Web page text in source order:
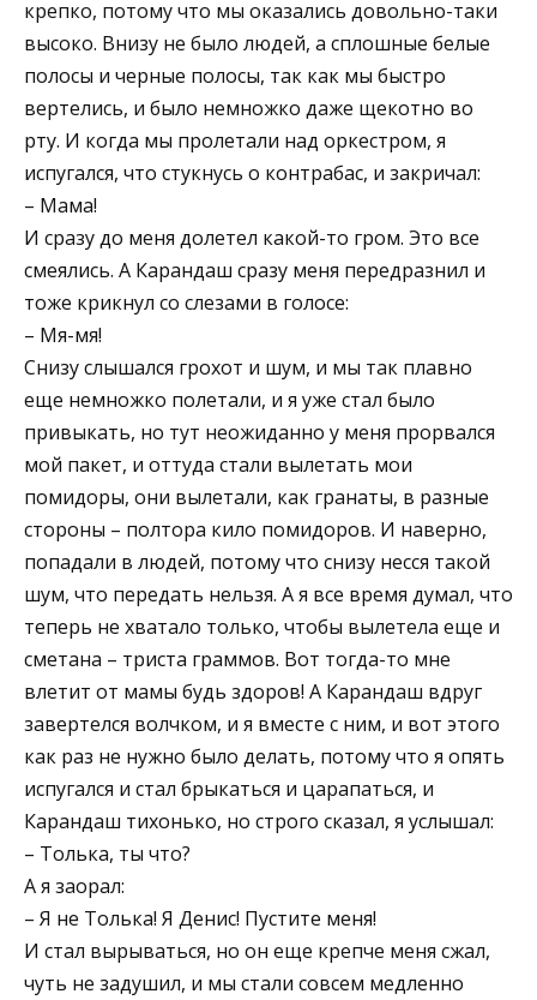
крепко, потому что мы оказались довольно-таки
высоко. Внизу не было людей, а сплошные белые
полосы и черные полосы, так как мы быстро
вертелись, и было немножко даже щекотно во
рту. И когда мы пролетали над оркестром, я
испугался, что стукнусь о контрабас, и закричал:
– Мама!
И сразу до меня долетел какой-то гром. Это все
смеялись. А Карандаш сразу меня передразнил и
тоже крикнул со слезами в голосе:
– Мя-мя!
Снизу слышался грохот и шум, и мы так плавно
еще немножко полетали, и я уже стал было
привыкать, но тут неожиданно у меня прорвался
мой пакет, и оттуда стали вылетать мои
помидоры, они вылетали, как гранаты, в разные
стороны – полтора кило помидоров. И наверно,
попадали в людей, потому что снизу несся такой
шум, что передать нельзя. А я все время думал, что
теперь не хватало только, чтобы вылетела еще и
сметана – триста граммов. Вот тогда-то мне
влетит от мамы будь здоров! А Карандаш вдруг
завертелся волчком, и я вместе с ним, и вот этого
как раз не нужно было делать, потому что я опять
испугался и стал брыкаться и царапаться, и
Карандаш тихонько, но строго сказал, я услышал:
– Толька, ты что?
А я заорал:
– Я не Толька! Я Денис! Пустите меня!
И стал вырываться, но он еще крепче меня сжал,
чуть не задушил, и мы стали совсем медленно